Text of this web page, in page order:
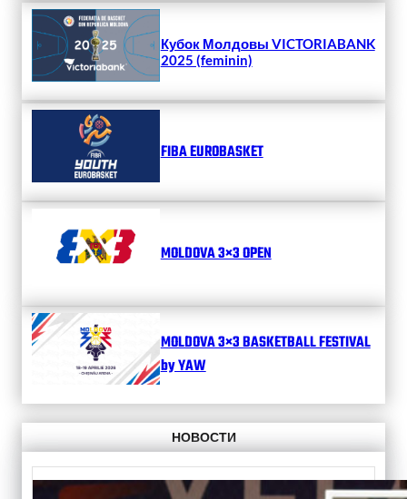
Кубок Молдовы VICTORIABANK
2025 (feminin)
FIBA EUROBASKET
MOLDOVA 3×3 OPEN
MOLDOVA 3×3 BASKETBALL FESTIVAL
by YAW
НОВОСТИ